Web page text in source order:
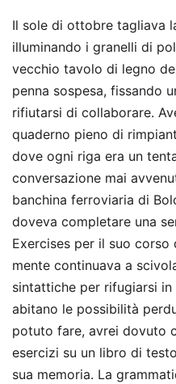
Il sole di ottobre tagliava
illuminando i granelli di
vecchio tavolo di legno
penna sospesa, fissando
rifiutarsi di collaborare.
quaderno pieno di
dove ogni riga era un
conversazione mai
banchina ferroviaria di
doveva completare una
Exercises per il suo
mente continuava a
sintattiche per rifugiarsi
abitano le possibilità
potuto fare, avrei dovuto
esercizi su un libro di
sua memoria. La